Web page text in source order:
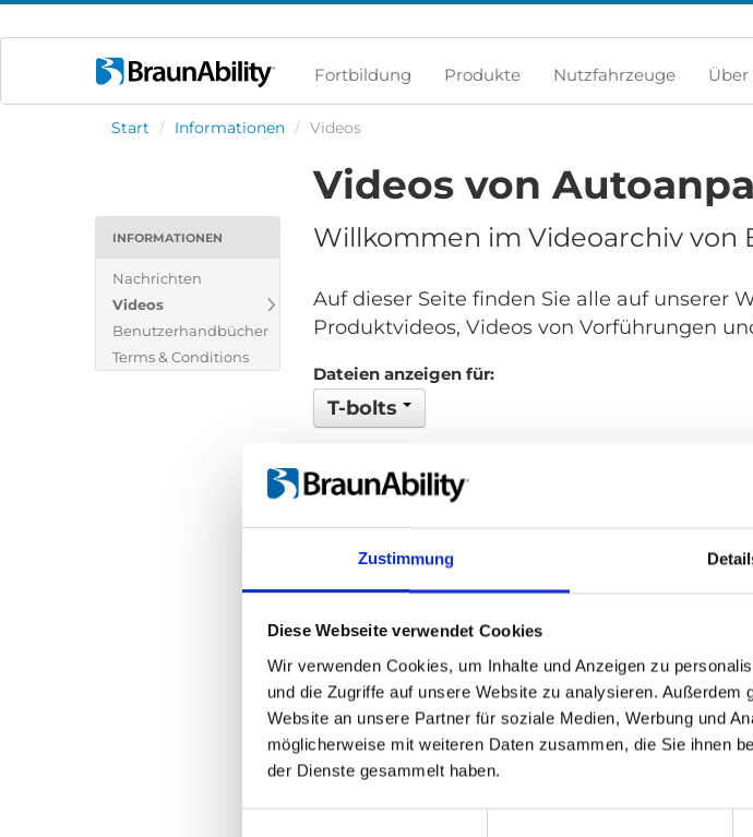
Zustimmung
Diese Webseite verwendet Cookies
Wir verwenden Cookies, um Inhalte und Anzeigen zu
und die Zugriffe auf unsere Website zu analysieren.
Website an unsere Partner für soziale Medien, Werbung und
möglicherweise mit weiteren Daten zusammen, die Sie ihnen
der Dienste gesammelt haben.
Fortbildung Produkte Nutzfahrzeuge Über
Start / Informationen / Videos
INFORMATIONEN
Nachrichten
Videos
Benutzerhandbücher
Terms & Conditions
Videos von
Willkommen im Videoarchiv von
Auf dieser Seite finden Sie alle auf unserer
Produktvideos, Videos von Vorführungen
Dateien anzeigen für:
T-bolts
Zurück 1